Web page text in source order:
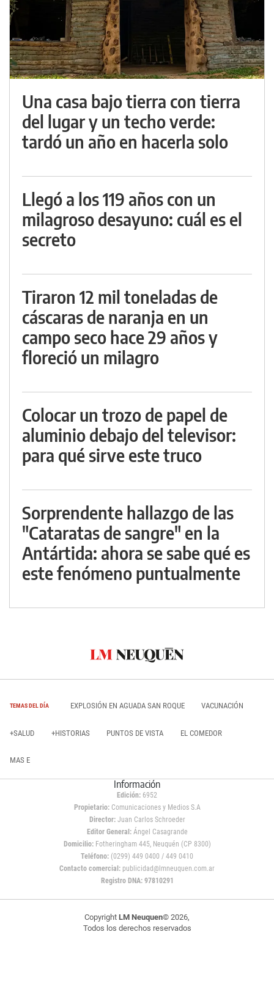
Una casa bajo tierra con tierra
del lugar y un techo verde:
tardó un año en hacerla solo
Llegó a los 119 años con un
milagroso desayuno: cuál es el
secreto
Tiraron 12 mil toneladas de
cáscaras de naranja en un
campo seco hace 29 años y
floreció un milagro
Colocar un trozo de papel de
aluminio debajo del televisor:
para qué sirve este truco
Sorprendente hallazgo de las
"Cataratas de sangre" en la
Antártida: ahora se sabe qué es
este fenómeno puntualmente
TEMAS DEL DÍA EXPLOSIÓN EN AGUADA SAN ROQUE VACUNACIÓN
+SALUD +HISTORIAS PUNTOS DE VISTA EL COMEDOR
MAS E
Información
Edición: 6952
Propietario:Comunicaciones y Medios S.A
Director: Juan Carlos Schroeder
Editor General:Ángel Casagrande
Domicilio:Fotheringham 445, Neuquén (CP 8300)
Teléfono: (0299) 449 0400 / 449 0410
Contacto comercial: publicidad@lmneuquen.com.ar
Registro DNA: 97810291
Copyright LM Neuquen© 2026,
Todos los derechos reservados